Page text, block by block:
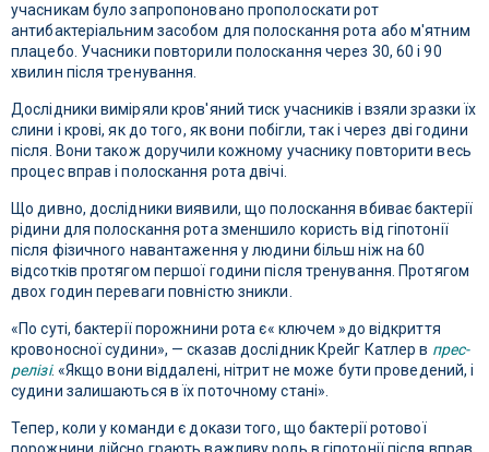
учасникам було запропоновано прополоскати рот
антибактеріальним засобом для полоскання рота або м'ятним
плацебо. Учасники повторили полоскання через 30, 60 і 90
хвилин після тренування.
Дослідники виміряли кров'яний тиск учасників і взяли зразки їх
слини і крові, як до того, як вони побігли, так і через дві години
після. Вони також доручили кожному учаснику повторити весь
процес вправ і полоскання рота двічі.
Що дивно, дослідники виявили, що полоскання вбиває бактерії
рідини для полоскання рота зменшило користь від гіпотонії
після фізичного навантаження у людини більш ніж на 60
відсотків протягом першої години після тренування. Протягом
двох годин переваги повністю зникли.
«По суті, бактерії порожнини рота є« ключем »до відкриття
кровоносної судини», — сказав дослідник Крейг Катлер в прес-
релізі. «Якщо вони віддалені, нітрит не може бути проведений, і
судини залишаються в їх поточному стані».
Тепер, коли у команди є докази того, що бактерії ротової